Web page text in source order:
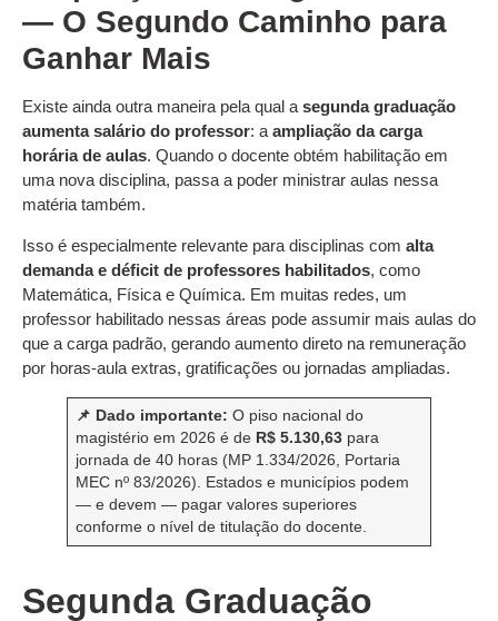
— O Segundo Caminho para
Ganhar Mais
Existe ainda outra maneira pela qual a segunda graduação
aumenta salário do professor: a ampliação da carga
horária de aulas. Quando o docente obtém habilitação em
uma nova disciplina, passa a poder ministrar aulas nessa
matéria também.
Isso é especialmente relevante para disciplinas com alta
demanda e déficit de professores habilitados, como
Matemática, Física e Química. Em muitas redes, um
professor habilitado nessas áreas pode assumir mais aulas do
que a carga padrão, gerando aumento direto na remuneração
por horas-aula extras, gratificações ou jornadas ampliadas.
📌 Dado importante: O piso nacional do
magistério em 2026 é de R$ 5.130,63para
jornada de 40 horas (MP 1.334/2026, Portaria
MEC nº 83/2026). Estados e municípios podem
— e devem — pagar valores superiores
conforme o nível de titulação do docente.
Segunda Graduação